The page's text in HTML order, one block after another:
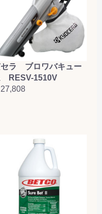
ラ ブロワバキュー
RESV-1510V
27,808